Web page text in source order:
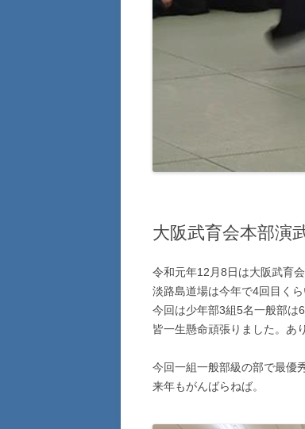
大阪武育会本部演
令和元年12月8日は大阪武育
淡路島道場は今年で4回目くら
今回は少年部3組5名一般部は
皆一生懸命頑張りました。あ
今回一組一般部級の部で最優
来年もがんばらねば。